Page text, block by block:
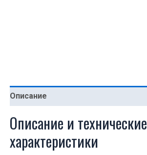
Описание
Описание и технические
характеристики